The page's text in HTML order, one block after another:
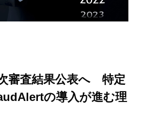
審査結果公表へ 特定
の導入が進む理